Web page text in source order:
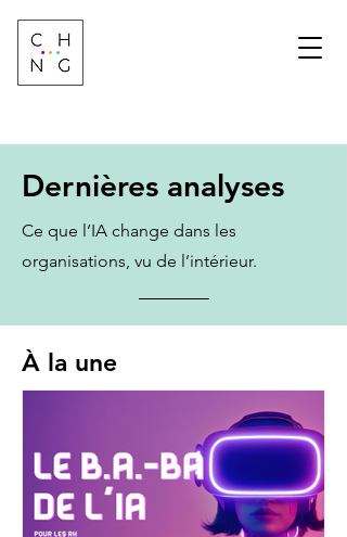
Dernières analyses
Ce que l’IA change dans les
organisations, vu de l’intérieur.
À la une